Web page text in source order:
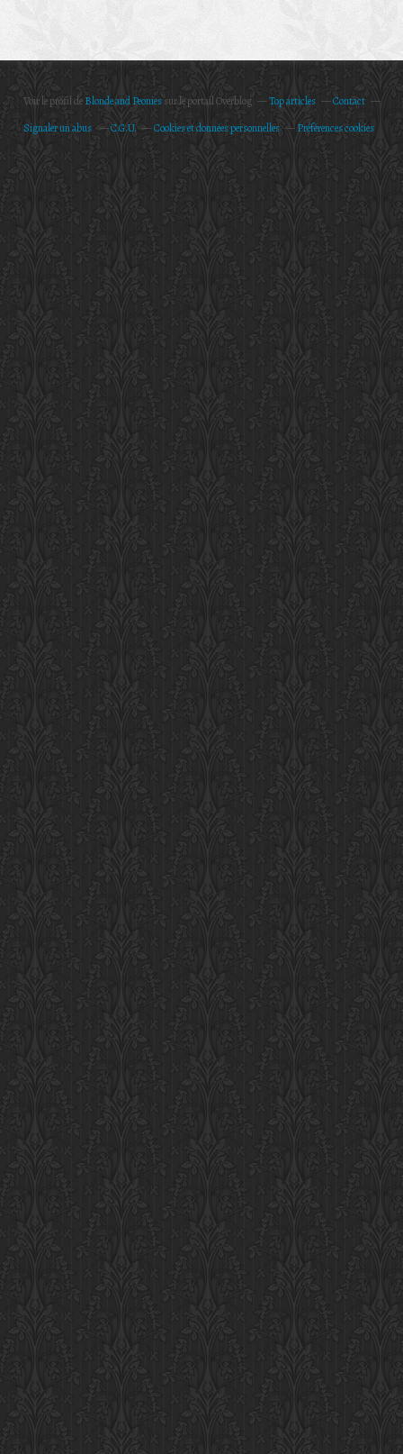
Voir le profil deBlonde and Peoniessur le portail Overblog Top articles
Contact
Signaler un abus
C.G.U. Cookies et données personnelles Préférences cookies